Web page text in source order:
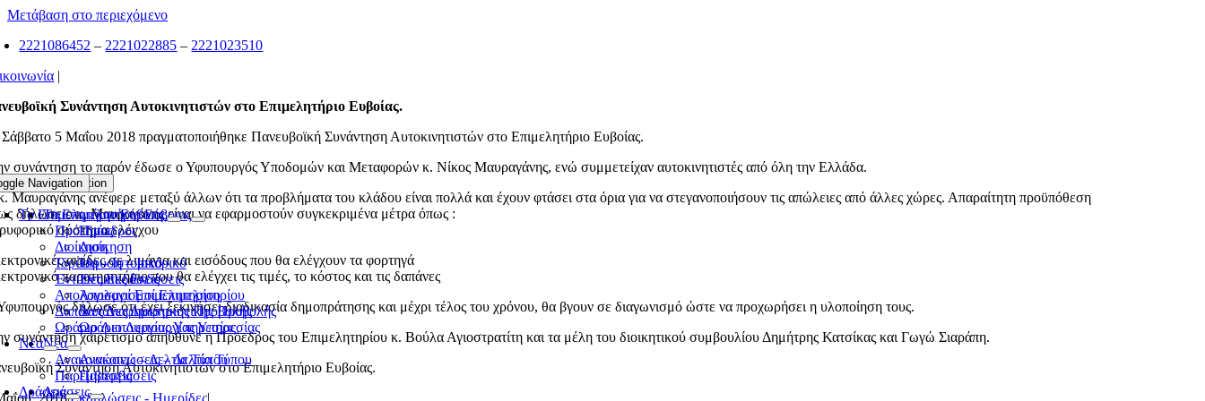
Μετάβαση στο περιεχόμενο
2221086452 – 2221022885 – 2221023510
|
Toggle Navigation
Το Επιμελητήριο Εύβοιας
Πρόεδρος
Διοίκηση
Ίδρυση – Ιστορικό
Έντυπες Εκδόσεις
Απολογισμοί Επιμελητηρίου
Δαπάνες Διαφημιστικής Προβολής
Ωράριο Λειτουργίας Υπηρεσίας
Νέα
Ανακοινώσεις – Δελτία Τύπου
Παρεμβάσεις
Δράσεις
Navigation
Το Επιμελητήριο Εύβοιας
Πρόεδρος
Διοίκηση
Ίδρυση – Ιστορικό
Έντυπες Εκδόσεις
Απολογισμοί Επιμελητηρίου
Δαπάνες Διαφημιστικής Προβολής
Ωράριο Λειτουργίας Υπηρεσίας
Νέα
Ανακοινώσεις – Δελτία Τύπου
Παρεμβάσεις
Δράσεις
Συνάντηση Αυτοκινητιστών στο Επιμελητήριο Ευβοίας.
5 Μαΐου 2018 πραγματοποιήθηκε Πανευβοϊκή Συνάντηση Αυτοκινητιστών στο Επιμελητήριο Ευβοίας.
συνάντηση το παρόν έδωσε ο Υφυπουργός Υποδομών και Μεταφορών κ. Νίκος Μαυραγάνης, ενώ συμμετείχαν αυτοκινητιστές από όλη την Ελλάδα.
Μαυραγάνης ανέφερε μεταξύ άλλων ότι τα προβλήματα του κλάδου είναι πολλά και έχουν φτάσει στα όρια για να στεγανοποιήσουν τις απώλειες από άλλες χώρες. Απαραίτητη προϋπόθεση
δήλωσε ο κ. Μαυραγάνης είναι να εφαρμοστούν συγκεκριμένα μέτρα όπως :
σύστημα ελέγχου
αψίδες σε λιμάνια και εισόδους που θα ελέγχουν τα φορτηγά
παρατηρητήριο που θα ελέγχει τις τιμές, το κόστος και τις δαπάνες
δήλωσε ότι έχει ξεκινήσει διαδικασία δημοπράτησης και μέχρι τέλος του χρόνου, θα βγουν σε διαγωνισμό ώστε να προχωρήσει η υλοποίηση τους.
συνάντηση χαιρετισμό απηύθυνε η Πρόεδρος του Επιμελητηρίου κ. Βούλα Αγιοστρατίτη και τα μέλη του διοικητικού συμβουλίου Δημήτρης Κατσίκας και Γωγώ Σιαράπη.
Συνάντηση Αυτοκινητιστών στο Επιμελητήριο Ευβοίας.
2018|Εκδηλώσεις - Ημερίδες|